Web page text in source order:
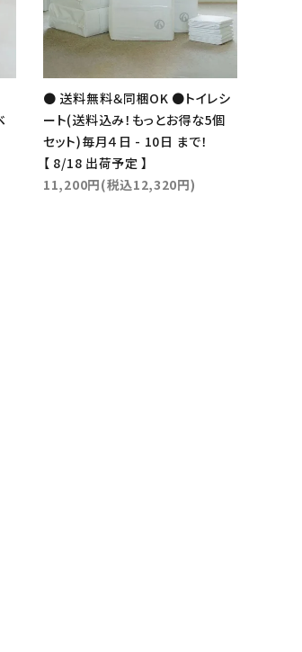
● 送料無料＆同梱OK ●トイレシ
ート(送料込み！もっとお得な5個
セット)毎月４日 - 10日 まで！
【 8/18 出荷予定 】
11,200円(税込12,320円)